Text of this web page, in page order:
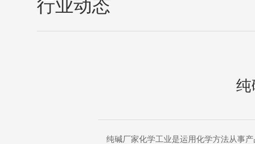
行业动态
纯
纯碱厂家化学工业是运用化学方法从事